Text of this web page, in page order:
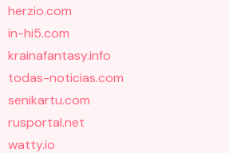
herzio.com
in-hi5.com
krainafantasy.info
todas-noticias.com
senikartu.com
rusportal.net
watty.io